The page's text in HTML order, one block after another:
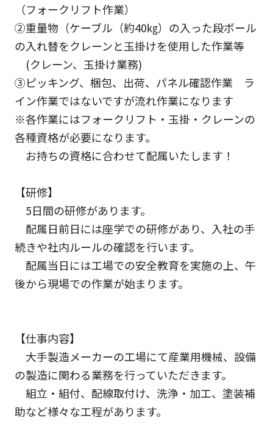
（フォークリフト作業）
②重量物（ケーブル（約40㎏）の入った段ボール
の入れ替をクレーンと玉掛けを使用した作業等
(クレーン、玉掛け業務)
③ピッキング、梱包、出荷、パネル確認作業 ラ
イン作業ではないですが流れ作業になります
※各作業にはフォークリフト・玉掛・クレーンの
各種資格が必要になります。
お持ちの資格に合わせて配属いたします！
【研修】
5日間の研修があります。
配属日前日には座学での研修があり、入社の手
続きや社内ルールの確認を行います。
配属当日には工場での安全教育を実施の上、午
後から現場での作業が始まります。
【仕事内容】
大手製造メーカーの工場にて産業用機械、設備
の製造に関わる業務を行っていただきます。
組立・組付、配線取付け、洗浄・加工、塗装補
助など様々な工程があります。